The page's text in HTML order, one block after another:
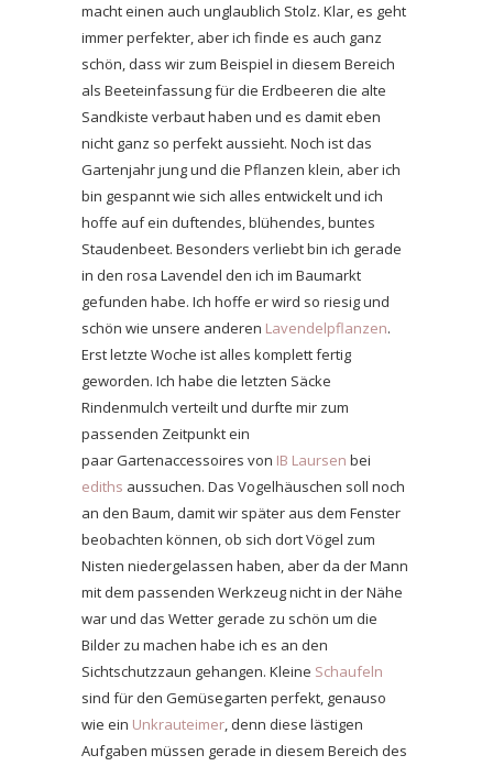
macht einen auch unglaublich Stolz. Klar, es geht
immer perfekter, aber ich finde es auch ganz
schön, dass wir zum Beispiel in diesem Bereich
als Beeteinfassung für die Erdbeeren die alte
Sandkiste verbaut haben und es damit eben
nicht ganz so perfekt aussieht. Noch ist das
Gartenjahr jung und die Pflanzen klein, aber ich
bin gespannt wie sich alles entwickelt und ich
hoffe auf ein duftendes, blühendes, buntes
Staudenbeet. Besonders verliebt bin ich gerade
in den rosa Lavendel den ich im Baumarkt
gefunden habe. Ich hoffe er wird so riesig und
schön wie unsere anderen Lavendelpflanzen.
Erst letzte Woche ist alles komplett fertig
geworden. Ich habe die letzten Säcke
Rindenmulch verteilt und durfte mir zum
passenden Zeitpunkt ein
paar Gartenaccessoires von IB Laursen bei
ediths aussuchen. Das Vogelhäuschen soll noch
an den Baum, damit wir später aus dem Fenster
beobachten können, ob sich dort Vögel zum
Nisten niedergelassen haben, aber da der Mann
mit dem passenden Werkzeug nicht in der Nähe
war und das Wetter gerade zu schön um die
Bilder zu machen habe ich es an den
Sichtschutzzaun gehangen. Kleine Schaufeln
sind für den Gemüsegarten perfekt, genauso
wie ein Unkrauteimer, denn diese lästigen
Aufgaben müssen gerade in diesem Bereich des